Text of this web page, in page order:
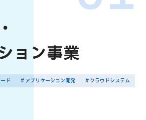
ョン事業
ド # アプリケーション開発
# クラウドシステム